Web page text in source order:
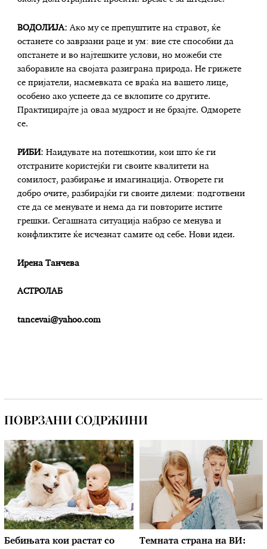
ВОДОЛИЈА:Ако му се препуштите на стравот, ќе
останете со заврзани раце и ум: вие сте способни да
опстанете и во најтешките услови, но можеби сте
заборавиле на својата разиграна природа. Не грижете
се пријатели, насмевката се враќа на вашето лице,
особено ако успеете да се вклопите со другите.
Практицирајте ја оваа мудрост и не брзајте. Одморете
се.
РИБИ:Наидувате на потешкотии, кои што ќе ги
отстраните користејќи ги своите квалитети на
сомилост, разбирање и имагинација. Отворете ги
добро очите, разбирајќи ги своите дилеми: подготвени
сте да се менувате и нема да ги повторите истите
грешки. Сегашната ситуација набрзо се менува и
конфликтите ќе исчезнат самите од себе. Нови идеи.
Ирена Танчева
АСТРОЛАБ
tancevai@yahoo.com
ПОВРЗАНИ СОДРЖИНИ
Бебињата кои растат со
Темната страна на ВИ: